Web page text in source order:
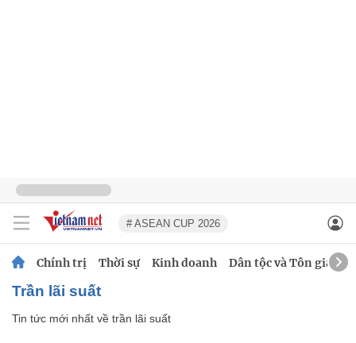
# ASEAN CUP 2026
Chính trị Thời sự Kinh doanh Dân tộc và Tôn giáo
trần lãi suất
Tin tức mới nhất về trần lãi suất